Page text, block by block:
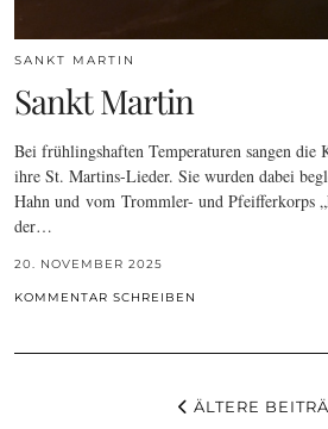
SANKT MARTIN
Sankt Martin
Bei frühlingshaften Temperaturen sangen die
ihre St. Martins-Lieder. Sie wurden dabei
Hahn und vom Trommler- und Pfeifferkorps
der…
20. NOVEMBER 2025
KOMMENTAR SCHREIBEN
ÄLTERE